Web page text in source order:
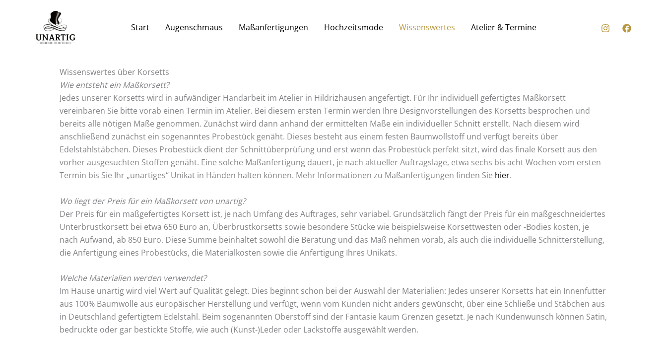
Start Augenschmaus Maßanfertigungen Hochzeitsmode Wissenswertes Atelier & Termine
Wissenswertes über Korsetts
Wie entsteht ein Maßkorsett?
Jedes unserer Korsetts wird in aufwändiger Handarbeit im Atelier in Hildrizhausen angefertigt. Für Ihr individuell gefertigtes Maßkorsett
vereinbaren Sie bitte vorab einen Termin im Atelier. Bei diesem ersten Termin werden Ihre Designvorstellungen des Korsetts besprochen und
bereits alle nötigen Maße genommen. Zunächst wird dann anhand der ermittelten Maße ein individueller Schnitt erstellt. Nach diesem wird
anschließend zunächst ein sogenanntes Probestück genäht. Dieses besteht aus einem festen Baumwollstoff und verfügt bereits über
Edelstahlstäbchen. Dieses Probestück dient der Schnittüberprüfung und erst wenn das Probestück perfekt sitzt, wird das finale Korsett aus den
vorher ausgesuchten Stoffen genäht. Eine solche Maßanfertigung dauert, je nach aktueller Auftragslage, etwa sechs bis acht Wochen vom ersten
Termin bis Sie Ihr „unartiges“ Unikat in Händen halten können. Mehr Informationen zu Maßanfertigungen finden Sie hier.
Wo liegt der Preis für ein Maßkorsett von unartig?
Der Preis für ein maßgefertigtes Korsett ist, je nach Umfang des Auftrages, sehr variabel. Grundsätzlich fängt der Preis für ein maßgeschneidertes
Unterbrustkorsett bei etwa 650 Euro an, Überbrustkorsetts sowie besondere Stücke wie beispielsweise Korsettwesten oder -Bodies kosten, je
nach Aufwand, ab 850 Euro. Diese Summe beinhaltet sowohl die Beratung und das Maß nehmen vorab, als auch die individuelle Schnitterstellung,
die Anfertigung eines Probestücks, die Materialkosten sowie die Anfertigung Ihres Unikats.
Welche Materialien werden verwendet?
Im Hause unartig wird viel Wert auf Qualität gelegt. Dies beginnt schon bei der Auswahl der Materialien: Jedes unserer Korsetts hat ein Innenfutter
aus 100% Baumwolle aus europäischer Herstellung und verfügt, wenn vom Kunden nicht anders gewünscht, über eine Schließe und Stäbchen aus
in Deutschland gefertigtem Edelstahl. Beim sogenannten Oberstoff sind der Fantasie kaum Grenzen gesetzt. Je nach Kundenwunsch können Satin,
bedruckte oder gar bestickte Stoffe, wie auch (Kunst-)Leder oder Lackstoffe ausgewählt werden.